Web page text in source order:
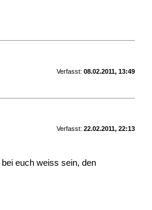
Verfasst: 08.02.2011, 13:49
Verfasst: 22.02.2011, 22:13
euch weiss sein, den